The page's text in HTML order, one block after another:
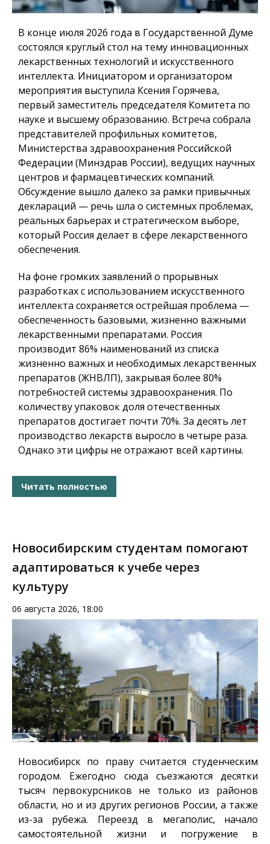
В конце июля 2026 года в Государственной Думе
состоялся круглый стол на тему инновационных
лекарственных технологий и искусственного
интеллекта. Инициатором и организатором
мероприятия выступила Ксения Горячева,
первый заместитель председателя Комитета по
науке и высшему образованию. Встреча собрала
представителей профильных комитетов,
Министерства здравоохранения Российской
Федерации (Минздрав России), ведущих научных
центров и фармацевтических компаний.
Обсуждение вышло далеко за рамки привычных
деклараций — речь шла о системных проблемах,
реальных барьерах и стратегическом выборе,
который Россия делает в сфере лекарственного
обеспечения.
На фоне громких заявлений о прорывных
разработках с использованием искусственного
интеллекта сохраняется острейшая проблема —
обеспеченность базовыми, жизненно важными
лекарственными препаратами. Россия
производит 86% наименований из списка
жизненно важных и необходимых лекарственных
препаратов (ЖНВЛП), закрывая более 80%
потребностей системы здравоохранения. По
количеству упаковок доля отечественных
препаратов достигает почти 70%. За десять лет
производство лекарств выросло в четыре раза.
Однако эти цифры не отражают всей картины.
Читать полностью
Новосибирским студентам помогают
адаптироваться к учебе через
культуру
06 августа 2026, 18:00
Новосибирск по праву считается студенческим
городом. Ежегодно сюда съезжаются десятки
тысяч первокурсников не только из районов
области, но и из других регионов России, а также
из-за рубежа. Переезд в мегаполис, начало
самостоятельной жизни и погружение в